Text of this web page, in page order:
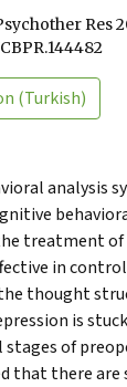
Res
(Turkish)
analysis
treatment of
in
thought
is
stages of
that there